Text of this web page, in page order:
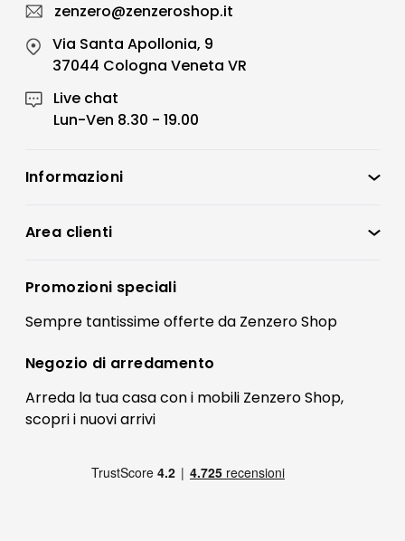
zenzero@zenzeroshop.it
Via Santa Apollonia, 9
37044 Cologna Veneta VR
Live chat
Lun-Ven 8.30 - 19.00
Informazioni
Condizioni di vendita
Preferenze Cookies
Termini e condizioni
Contatti
FAQ
Pagamenti
Area clienti
Registrati
Il mio account
Promozioni speciali
Sempre tantissimeofferteda Zenzero Shop
Negozio di arredamento
Arreda la tua casa con i mobili Zenzero Shop,
scopri i nuovi arrivi